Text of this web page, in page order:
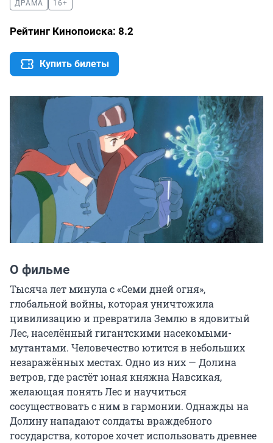
ДРАМА
16+
Рейтинг Кинопоиска: 8.2
Купить билеты
О фильме
Тысяча лет минула с «Семи дней огня»,
глобальной войны, которая уничтожила
цивилизацию и превратила Землю в ядовитый
Лес, населённый гигантскими насекомыми-
мутантами. Человечество ютится в небольших
незаражённых местах. Одно из них — Долина
ветров, где растёт юная княжна Навсикая,
желающая понять Лес и научиться
сосуществовать с ним в гармонии. Однажды на
Долину нападают солдаты враждебного
государства, которое хочет использовать древнее